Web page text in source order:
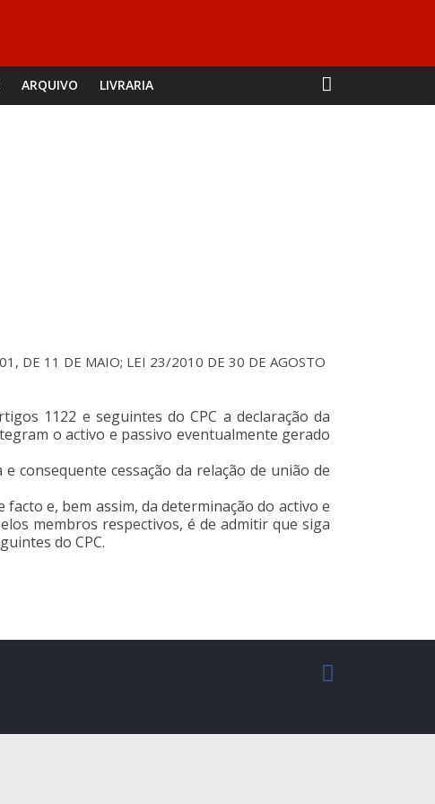
ARQUIVO LIVRARIA
DE 11 DE MAIO; LEI 23/2010 DE 30 DE AGOSTO
1122 e seguintes do CPC a declaração da
o activo e passivo eventualmente gerado
consequente cessação da relação de união de
e, bem assim, da determinação do activo e
membros respectivos, é de admitir que siga
do CPC.